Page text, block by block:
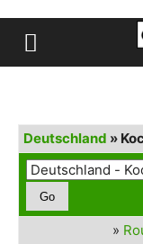
Deutschland »
»